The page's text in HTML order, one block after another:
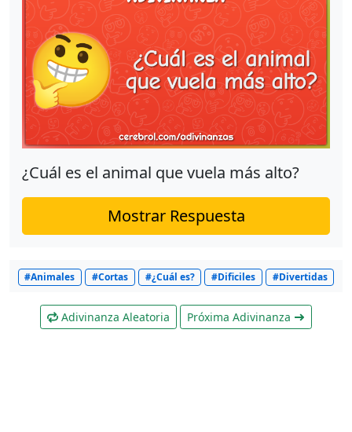
¿Cuál es el animal que vuela más alto?
Mostrar Respuesta
#Animales #Cortas #¿Cuál es? #Dificiles #Divertidas
Adivinanza Aleatoria Próxima Adivinanza